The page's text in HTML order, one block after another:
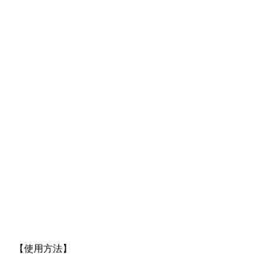
【使用方法】